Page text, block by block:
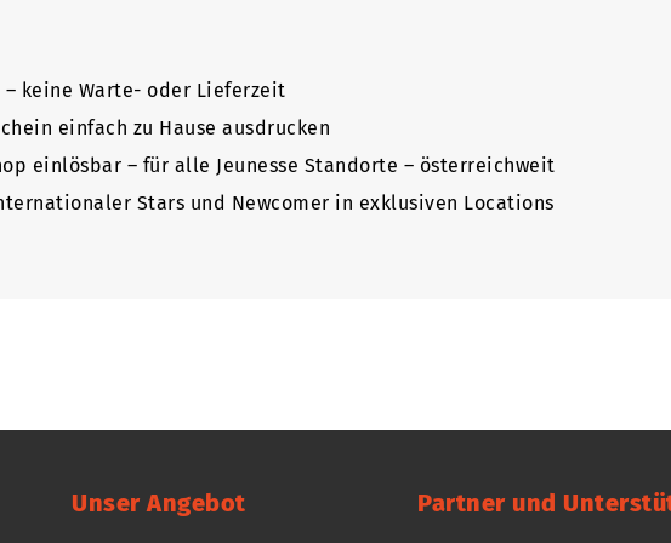
keine Warte- oder Lieferzeit
einfach zu Hause ausdrucken
einlösbar – für alle Jeunesse Standorte – österreichweit
Stars und Newcomer in exklusiven Locations
Unser Angebot Partner und